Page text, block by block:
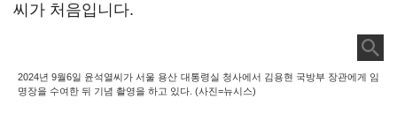
씨가 처음입니다.
2024년 9월6일 윤석열씨가 서울 용산 대통령실 청사에서 김용현 국방부 장관에게 임
명장을 수여한 뒤 기념 촬영을 하고 있다. (사진=뉴시스)